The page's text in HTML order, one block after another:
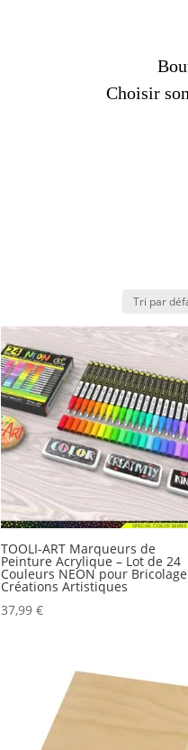
Choisir
TOOLI-ART Marqueurs de
Peinture Acrylique – Lot de 24
Couleurs NEON pour
Créations Artistiques
37,99 €